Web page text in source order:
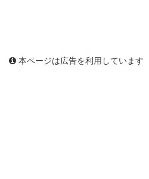
本ページは広告を利用しています